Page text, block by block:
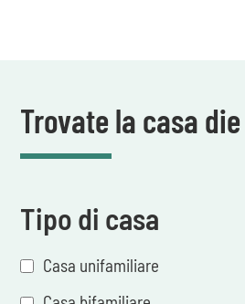
Trovate la casa
Tipo di casa
Casa unifamiliare